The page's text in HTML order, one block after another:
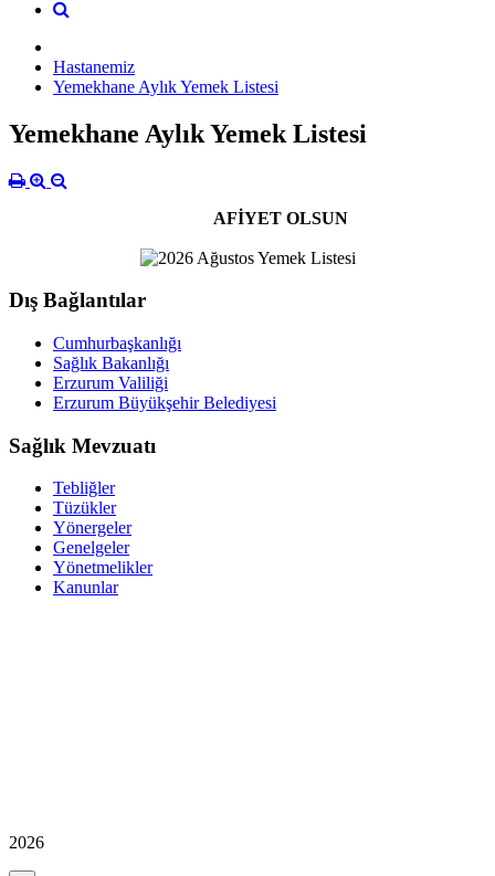
Hastanemiz
Yemekhane Aylık Yemek Listesi
Yemekhane Aylık Yemek Listesi
AFİYET OLSUN
Dış Bağlantılar
Cumhurbaşkanlığı
Sağlık Bakanlığı
Erzurum Valiliği
Erzurum Büyükşehir Belediyesi
Sağlık Mevzuatı
Tebliğler
Tüzükler
Yönergeler
Genelgeler
Yönetmelikler
Kanunlar
2026